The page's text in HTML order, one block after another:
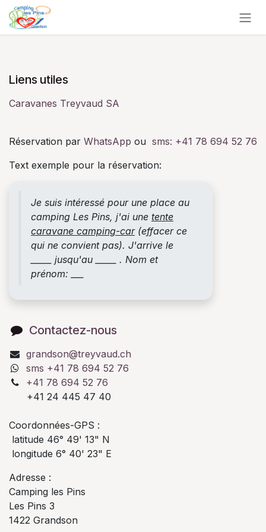
Se rendre au contenu
Liens utiles
Caravanes Treyvaud SA
Réservation par WhatsApp ou sms: +41 78 694 52 76
Text exemple pour la réservation:
Je suis intéressé pour une place au
camping Les Pins, j'ai une tente
caravane camping-car(effacer ce
qui ne convient pas). J'arrive le
_____ jusqu'au _____ . Nom et
prénom: ___
Contactez-nous
grandson@treyvaud.ch
sms +41 78 694 52 76
+41 78 694 52 76
+41 24 445 47 40
Coordonnées-GPS :
latitude 46° 49' 13" N
longitude 6° 40' 23" E
Adresse :
Camping les Pins
Les Pins 3
1422 Grandson